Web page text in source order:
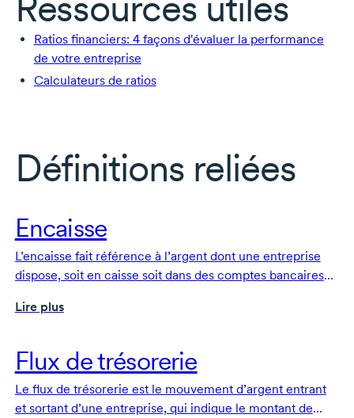
Ratios financiers: 4 façons d'évaluer la performance
de votre entreprise
Calculateurs de ratios
Définitions reliées
Encaisse
L’encaisse fait référence à l’argent dont une entreprise
dispose, soit en caisse soit dans des comptes bancaires
Lire plus
Flux de trésorerie
Le flux de trésorerie est le mouvement d’argent entrant
et sortant d’une entreprise, qui indique le montant de